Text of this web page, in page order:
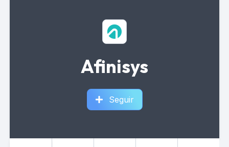
Afinisys
Seguir